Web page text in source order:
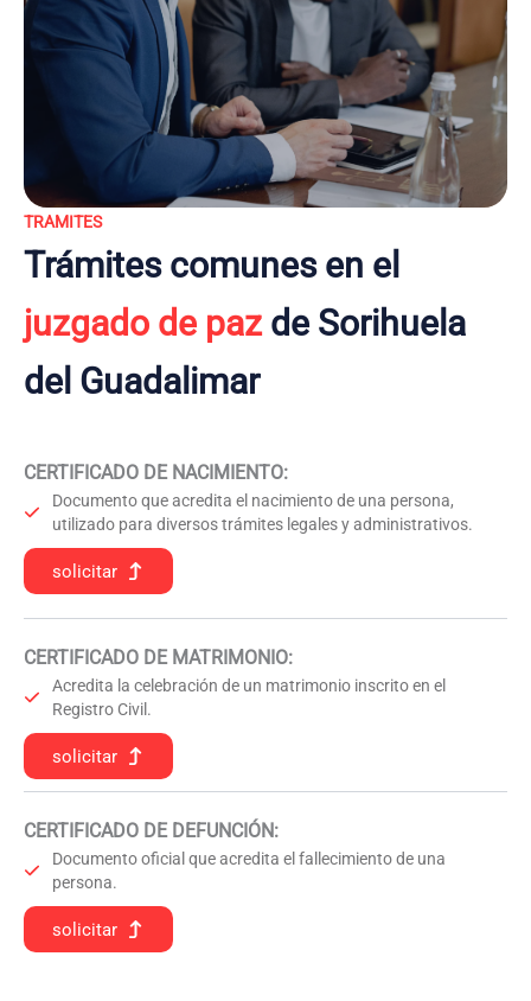
TRAMITES
Trámites comunes en el
juzgado de pazde Sorihuela
del Guadalimar
CERTIFICADO DE NACIMIENTO:
Documento que acredita el nacimiento de una persona,
utilizado para diversos trámites legales y administrativos.
solicitar
CERTIFICADO DE MATRIMONIO:
Acredita la celebración de un matrimonio inscrito en el
Registro Civil.
solicitar
CERTIFICADO DE DEFUNCIÓN:
Documento oficial que acredita el fallecimiento de una
persona.
solicitar